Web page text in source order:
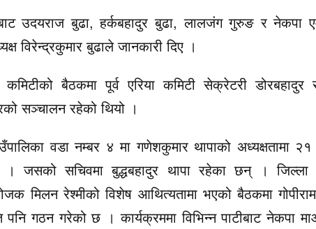
उदयराज बुढा, हर्कबहादुर बुढा, लालजंग गुरुङ र नेकपा
विरेन्द्रकुमार बुढाले जानकारी दिए ।
बैठकमा पूर्व एरिया कमिटी सेक्रेटरी डोरबहादुर
सञ्चालन रहेको थियो ।
वडा नम्बर ४ मा गणेशकुमार थापाको अध्यक्षतामा
जसको सचिवमा बुद्धबहादुर थापा रहेका छन् । जिल्ला
मिलन रेश्मीको विशेष आथित्यतामा भएको बैठकमा
पनि गठन गरेको छ । कार्यक्रममा विभिन्न पाटीबाट नेकपा